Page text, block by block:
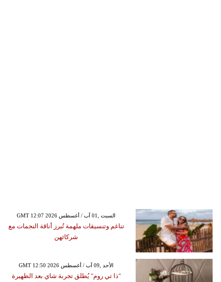
GMT 12:07 2026 السبت ,01 آب / أغسطس
تناغم وتنسيقات ملهمة تُبرز أناقة النجمات مع
شركائهن
GMT 12:50 2026 الأحد ,09 آب / أغسطس
"ذا تي روم" يُطلق تجربة شاي بعد الظهيرة